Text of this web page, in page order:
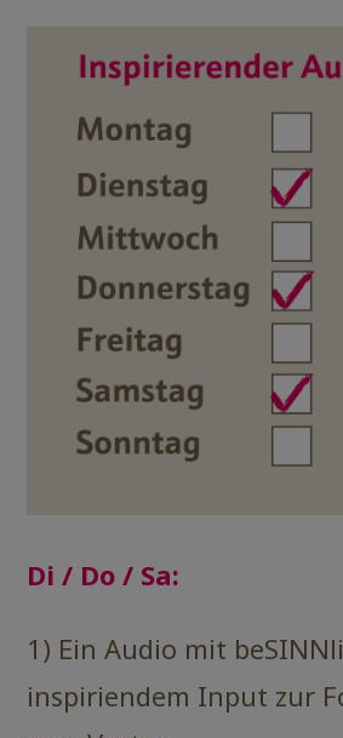
Di / Do / Sa:
1) Ein Audio mit
inspiriendem Input zur